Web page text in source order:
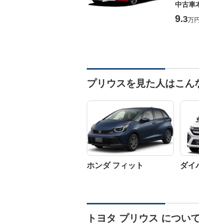
中古車
9.3万円
プリウスを見た人はこん
ホンダ フィット ダイ
トヨタ プリウス につい